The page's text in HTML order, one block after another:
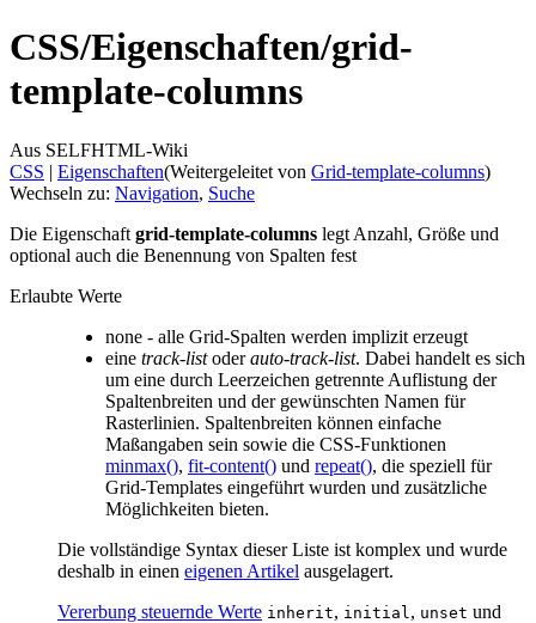
CSS/Eigenschaften/grid-
template-columns
Aus SELFHTML-Wiki
CSS ‎ | Eigenschaften(Weitergeleitet von Grid-template-columns)
Wechseln zu: Navigation, Suche
Die Eigenschaft grid-template-columns legt Anzahl, Größe und
optional auch die Benennung von Spalten fest
Erlaubte Werte
none - alle Grid-Spalten werden implizit erzeugt
eine track-listoderauto-track-list. Dabei handelt es sich
um eine durch Leerzeichen getrennte Auflistung der
Spaltenbreiten und der gewünschten Namen für
Rasterlinien. Spaltenbreiten können einfache
Maßangaben sein sowie die CSS-Funktionen
minmax(), fit-content() und repeat(), die speziell für
Grid-Templates eingeführt wurden und zusätzliche
Möglichkeiten bieten.
Die vollständige Syntax dieser Liste ist komplex und wurde
deshalb in einen eigenen Artikel ausgelagert.
Vererbung steuernde Werte inherit, initial , unset und